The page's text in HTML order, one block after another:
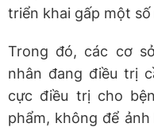
triển khai gấp một số
Trong đó, các cơ
nhân đang điều trị
cực điều trị cho
phẩm, không để